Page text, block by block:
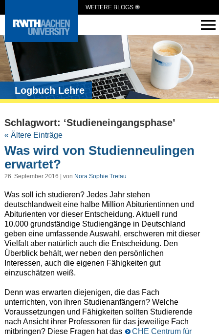
WEITERE BLOGS
Logbuch Lehre
Schlagwort: ‘Studieneingangsphase’
« Ältere Einträge
Was wird von Studienneulingen
erwartet?
26. September 2016 | von Nora Sophie Tretau
Was soll ich studieren? Jedes Jahr stehen
deutschlandweit eine halbe Million Abiturientinnen und
Abiturienten vor dieser Entscheidung. Aktuell rund
10.000 grundständige Studiengänge in Deutschland
geben eine umfassende Auswahl, erschweren mit dieser
Vielfalt aber natürlich auch die Entscheidung. Den
Überblick behält, wer neben den persönlichen
Interessen, auch die eigenen Fähigkeiten gut
einzuschätzen weiß.
Denn was erwarten diejenigen, die das Fach
unterrichten, von ihren Studienanfängern? Welche
Voraussetzungen und Fähigkeiten sollten Studierende
nach Ansicht ihrer Professoren für das jeweilige Fach
mitbringen? Diese Fragen hat das
CHE Centrum für